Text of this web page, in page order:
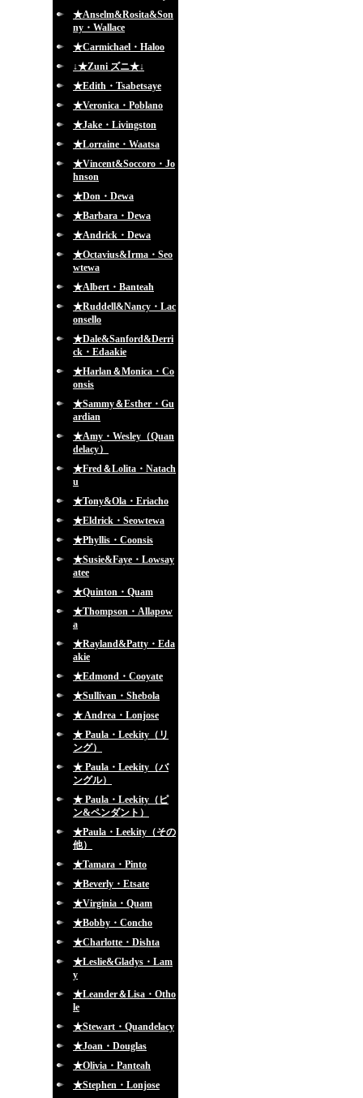
★Anselm&Rosita&Son
ny・Wallace
★Carmichael・Haloo
↓★Zuni ズニ★↓
★Edith・Tsabetsaye
★Veronica・Poblano
★Jake・Livingston
★Lorraine・Waatsa
★Vincent&Soccoro・Jo
hnson
★Don・Dewa
★Barbara・Dewa
★Andrick・Dewa
★Octavius&Irma・Seo
wtewa
★Albert・Banteah
★Ruddell&Nancy・Lac
onsello
★Dale&Sanford&Derri
ck・Edaakie
★Harlan＆Monica・Co
onsis
★Sammy＆Esther・Gu
ardian
★Amy・Wesley（Quan
delacy）
★Fred＆Lolita・Natach
u
★Tony&Ola・Eriacho
★Eldrick・Seowtewa
★Phyllis・Coonsis
★Susie&Faye・Lowsay
atee
★Quinton・Quam
★Thompson・Allapow
a
★Rayland&Patty・Eda
akie
★Edmond・Cooyate
★Sullivan・Shebola
★ Andrea・Lonjose
★ Paula・Leekity（リ
ング）
★ Paula・Leekity（バ
ングル）
★ Paula・Leekity（ピ
ン&ペンダント）
★Paula・Leekity（その
他）
★Tamara・Pinto
★Beverly・Etsate
★Virginia・Quam
★Bobby・Concho
★Charlotte・Dishta
★Leslie&Gladys・Lam
y
★Leander＆Lisa・Otho
le
★Stewart・Quandelacy
★Joan・Douglas
★Olivia・Panteah
★Stephen・Lonjose